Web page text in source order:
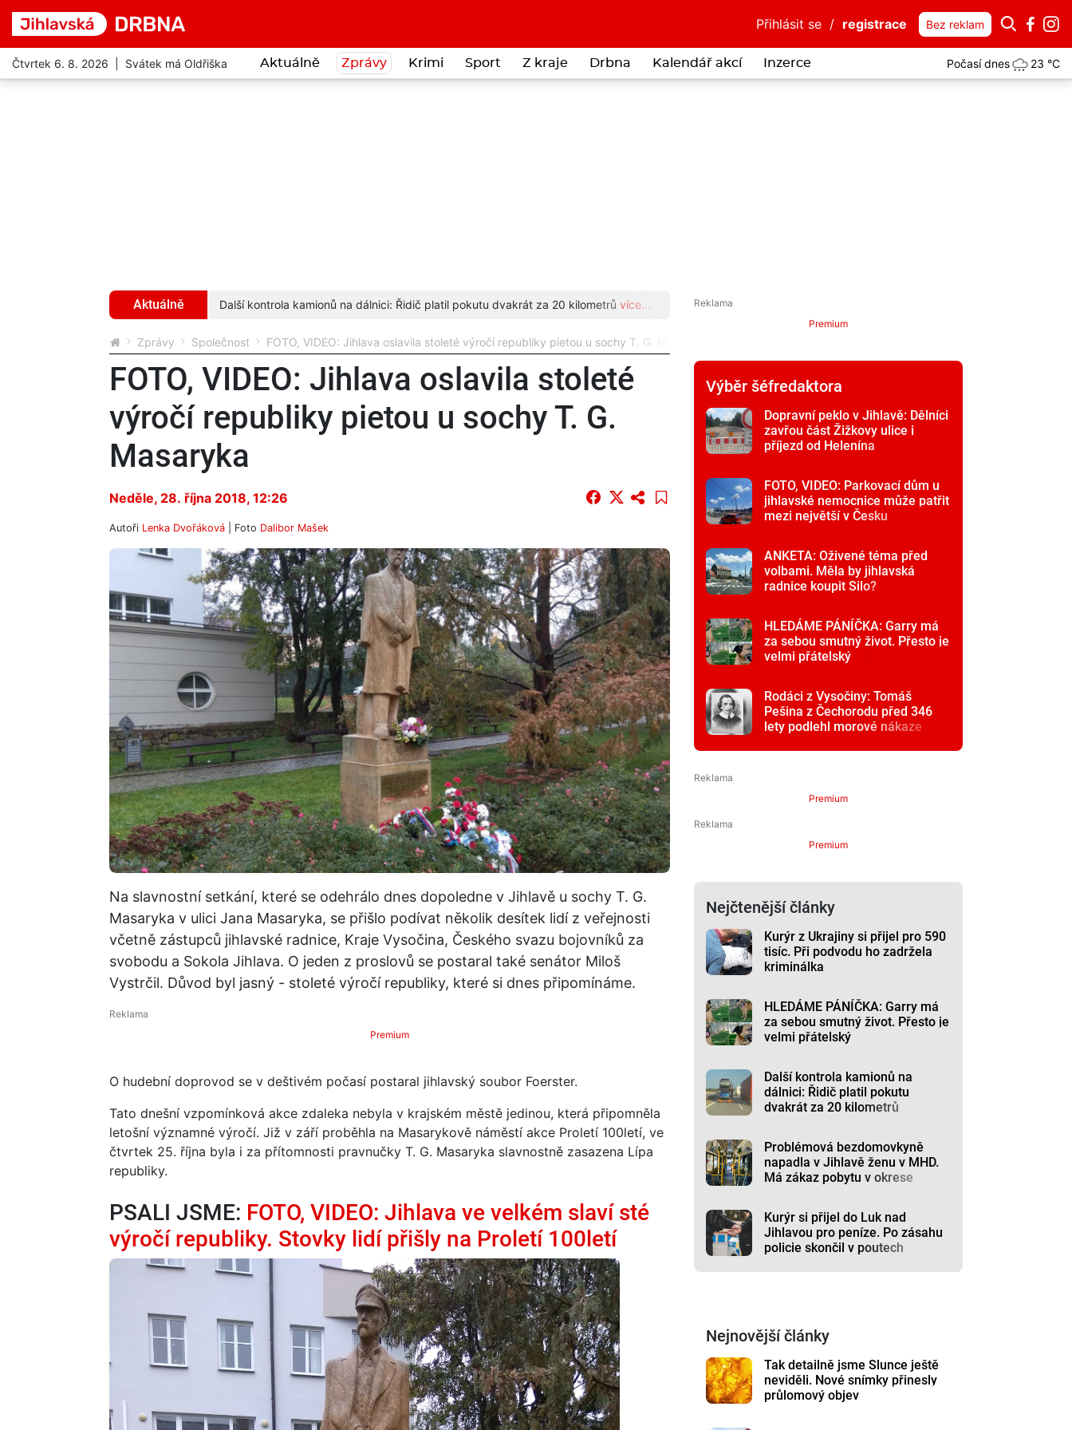
Přihlásit se / registrace Bez reklam
Čtvrtek 6. 8. 2026 | Svátek má Oldřiška Aktuálně Zprávy Krimi Sport Z kraje Drbna Kalendář akcí Inzerce Počasí dnes 23 °C
Aktuálně
život. Přesto je velmi přátelskývíce... Další kontrola kamionů na dálnici: Řidič platil pokutu dvakrát za 20 kilometrůvíce... Kurýr si přijel do Luk nad Jihlavou pro peníze. Po zásahu policie skončil v
Zprávy Společnost FOTO, VIDEO: Jihlava oslavila stoleté výročí republiky pietou u sochy T. G. Masaryka
FOTO, VIDEO: Jihlava oslavila stoleté
výročí republiky pietou u sochy T. G.
Masaryka
Neděle, 28. října 2018, 12:26
Autoři Lenka Dvořáková | Foto Dalibor Mašek
Na slavnostní setkání, které se odehrálo dnes dopoledne v Jihlavě u sochy T. G.
Masaryka v ulici Jana Masaryka, se přišlo podívat několik desítek lidí z veřejnosti
včetně zástupců jihlavské radnice, Kraje Vysočina, Českého svazu bojovníků za
svobodu a Sokola Jihlava. O jeden z proslovů se postaral také senátor Miloš
Vystrčil. Důvod byl jasný - stoleté výročí republiky, které si dnes připomínáme.
Premium
O hudební doprovod se v deštivém počasí postaral jihlavský soubor Foerster.
Tato dnešní vzpomínková akce zdaleka nebyla v krajském městě jedinou, která připomněla
letošní významné výročí. Již v září proběhla na Masarykově náměstí akce Proletí 100letí, ve
čtvrtek 25. října byla i za přítomnosti pravnučky T. G. Masaryka slavnostně zasazena Lípa
republiky.
PSALI JSME: FOTO, VIDEO: Jihlava ve velkém slaví sté
výročí republiky. Stovky lidí přišly na Proletí 100letí
Premium
Výběr šéfredaktora
Dopravní peklo v Jihlavě: Dělníci
zavřou část Žižkovy ulice i
příjezd od Helenína
FOTO, VIDEO: Parkovací dům u
jihlavské nemocnice může patřit
mezi největší v Česku
ANKETA: Oživené téma před
volbami. Měla by jihlavská
radnice koupit Silo?
HLEDÁME PÁNÍČKA: Garry má
za sebou smutný život. Přesto je
velmi přátelský
Rodáci z Vysočiny: Tomáš
Pešina z Čechorodu před 346
lety podlehl morové nákaze
Premium
Premium
Nejčtenější články
Kurýr z Ukrajiny si přijel pro 590
tisíc. Při podvodu ho zadržela
kriminálka
HLEDÁME PÁNÍČKA: Garry má
za sebou smutný život. Přesto je
velmi přátelský
Další kontrola kamionů na
dálnici: Řidič platil pokutu
dvakrát za 20 kilometrů
Problémová bezdomovkyně
napadla v Jihlavě ženu v MHD.
Má zákaz pobytu v okrese
Kurýr si přijel do Luk nad
Jihlavou pro peníze. Po zásahu
policie skončil v poutech
Nejnovější články
Tak detailně jsme Slunce ještě
neviděli. Nové snímky přinesly
průlomový objev